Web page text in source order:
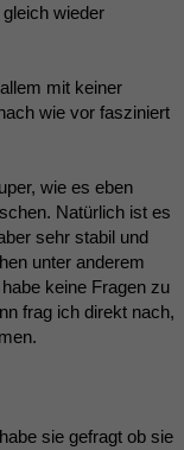
wieder
mit keiner
wie vor fasziniert
wie es eben
Natürlich ist es
sehr stabil und
unter anderem
keine Fragen zu
frag ich direkt nach,
sie gefragt ob sie